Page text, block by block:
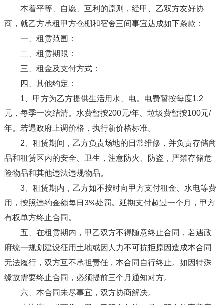
本着平等、自愿、互利的原则，经甲、乙双方友好协
商，就乙方承租甲方仓棚和宿舍三间事宜达成如下条款：
一、租赁范围：
二、租赁期限：
三、租金及支付方式：
四、其他约定：
1、甲方为乙方提供生活用水、电。电费暂按每度1.2
元，每季一次结清。水费暂按200元/年、垃圾费暂按100元/
年。若遇政府上调价格，执行新价格标准。
2、租赁期间，乙方负责场地的日常维修，并负责存储商
品和租赁区内的安全、卫生，注意防火、防盗，严禁存储危
险物品和其他违法违规物品。
3、租赁期内，乙方如不按时向甲方支付租金、水电等费
用，按照违约金额每日3%处罚。延期支付超过一个月，甲方
有权单方终止合同。
五、在租赁期内，甲乙双方不得随意终止合同，若遇政
府统一规划建设征用土地或因人力不可抗拒原因造成本合同
无法履行，双方互不承担责任，本合同自行终止。如因特殊
缘故需要终止合同，必须提前三个月通知对方。
六、本合同未尽事宜，双方协商解决。